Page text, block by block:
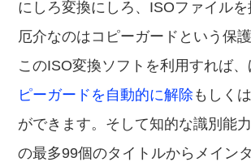
にしろ変換にしろ、ISOファイル
厄介なのはコピーガードという保
このISO変換ソフトを利用すれば
ピーガードを自動的に解除 もしく
ができます。そして知的な識別能
の最多99個のタイトルからメイン